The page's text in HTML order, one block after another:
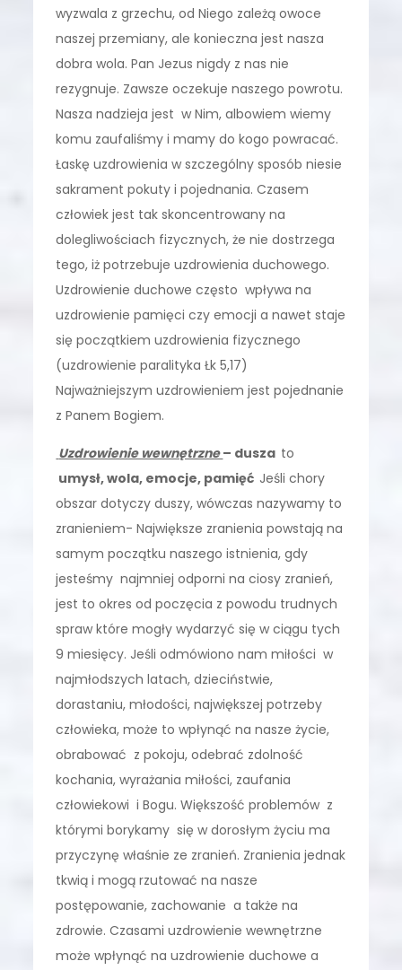
wyzwala z grzechu, od Niego zależą owoce
naszej przemiany, ale konieczna jest nasza
dobra wola. Pan Jezus nigdy z nas nie
rezygnuje. Zawsze oczekuje naszego powrotu.
Nasza nadzieja jest w Nim, albowiem wiemy
komu zaufaliśmy i mamy do kogo powracać.
Łaskę uzdrowienia w szczególny sposób niesie
sakrament pokuty i pojednania. Czasem
człowiek jest tak skoncentrowany na
dolegliwościach fizycznych, że nie dostrzega
tego, iż potrzebuje uzdrowienia duchowego.
Uzdrowienie duchowe często wpływa na
uzdrowienie pamięci czy emocji a nawet staje
się początkiem uzdrowienia fizycznego
(uzdrowienie paralityka Łk 5,17)
Najważniejszym uzdrowieniem jest pojednanie
z Panem Bogiem.
Uzdrowienie wewnętrzne– dusza to
umysł, wola, emocje, pamięć Jeśli chory
obszar dotyczy duszy, wówczas nazywamy to
zranieniem- Największe zranienia powstają na
samym początku naszego istnienia, gdy
jesteśmy najmniej odporni na ciosy zranień,
jest to okres od poczęcia z powodu trudnych
spraw które mogły wydarzyć się w ciągu tych
9 miesięcy. Jeśli odmówiono nam miłości w
najmłodszych latach, dzieciństwie,
dorastaniu, młodości, największej potrzeby
człowieka, może to wpłynąć na nasze życie,
obrabować z pokoju, odebrać zdolność
kochania, wyrażania miłości, zaufania
człowiekowi i Bogu. Większość problemów z
którymi borykamy się w dorosłym życiu ma
przyczynę właśnie ze zranień. Zranienia jednak
tkwią i mogą rzutować na nasze
postępowanie, zachowanie a także na
zdrowie. Czasami uzdrowienie wewnętrzne
może wpłynąć na uzdrowienie duchowe a